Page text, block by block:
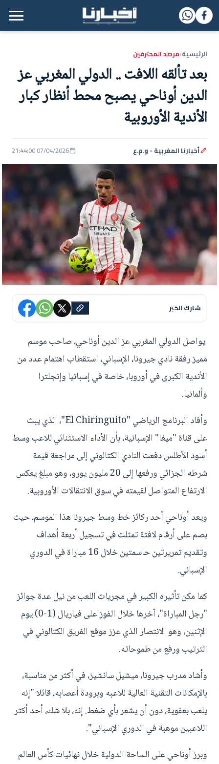
القائمة الرئيسية
الرئيسية‹مرصد المحترفين
بعد تألقه اللافت .. الدولي المغربي عز
الدين أوناحي يصبح محط أنظار كبار
الأندية الأوروبية
أخبارنا المغربية - و.م.ع 07/04/2026 21:44:00
شارك الخبر
يواصل الدولي المغربي عز الدين أوناحي، صاحب موسم
مميز رفقة نادي جيرونا، الإسباني، استقطاب اهتمام عدد من
الأندية الكبرى في أوروبا، خاصة في إسبانيا وإنجلترا
وألمانيا.
وأفاد البرنامج الرياضي "El Chiringuito"، الذي يبث
على قناة "ميغا" الإسبانية، بأن الأداء الاستثنائي للاعب وسط
أسود الأطلس دفعت النادي الكتالوني إلى مراجعة قيمة
شرطه الجزائي ورفعها إلى 20 مليون يورو، وهو مبلغ يعكس
الارتفاع المتواصل لقيمته في سوق الانتقالات الأوروبية.
ويعد أوناحي أحد ركائز خط وسط جيرونا هذا الموسم، حيث
بصم على أرقام لافتة تمثلت في تسجيل أربعة أهداف
وتقديم تمريرتين حاسمتين خلال 16 مباراة في الدوري
الإسباني.
كما مكن تأثيره الكبير في مجريات اللعب من نيل عدة جوائز
"رجل المباراة"، آخرها خلال الفوز على فياريال (1-0) يوم
الإثنين، وهو الانتصار الذي عزز موقع الفريق الكتالوني في
الترتيب ورفع من طموحاته.
وأشاد مدرب جيرونا، ميشيل سانشيز، في أكثر من مناسبة،
بالإمكانات التقنية العالية للاعبه وبرودة أعصابه، قائلا "إنه
يلعب بعفوية، دون أن يشعر بأي ضغط. إنه، بلا شك، أحد أكثر
اللاعبين موهبة في الدوري الإسباني".
وبرز أوناحي على الساحة الدولية خلال نهائيات كأس العالم